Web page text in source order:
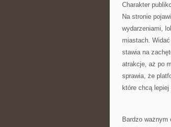
Charakter
Na stronie
wydarzeniami,
miastach.
stawia na
atrakcje, aż po
sprawia, że
które chcą
Bardzo